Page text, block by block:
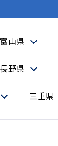
富山県
長野県
三重県